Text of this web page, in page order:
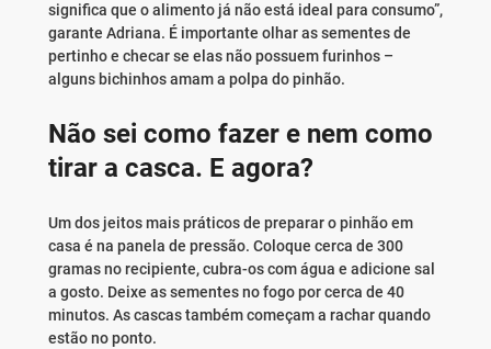
significa que o alimento já não está ideal para consumo”,
garante Adriana. É importante olhar as sementes de
pertinho e checar se elas não possuem furinhos –
alguns bichinhos amam a polpa do pinhão.
Não sei como fazer e nem como
tirar a casca. E agora?
Um dos jeitos mais práticos de preparar o pinhão em
casa é na panela de pressão. Coloque cerca de 300
gramas no recipiente, cubra-os com água e adicione sal
a gosto. Deixe as sementes no fogo por cerca de 40
minutos. As cascas também começam a rachar quando
estão no ponto.